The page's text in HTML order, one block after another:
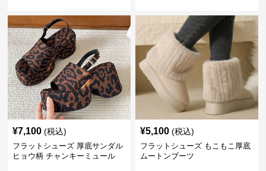
¥7,100 (税込)
フラットシューズ 厚底サンダル
ヒョウ柄 チャンキーミュール
¥5,100 (税込)
フラットシューズ もこもこ厚底
ムートンブーツ